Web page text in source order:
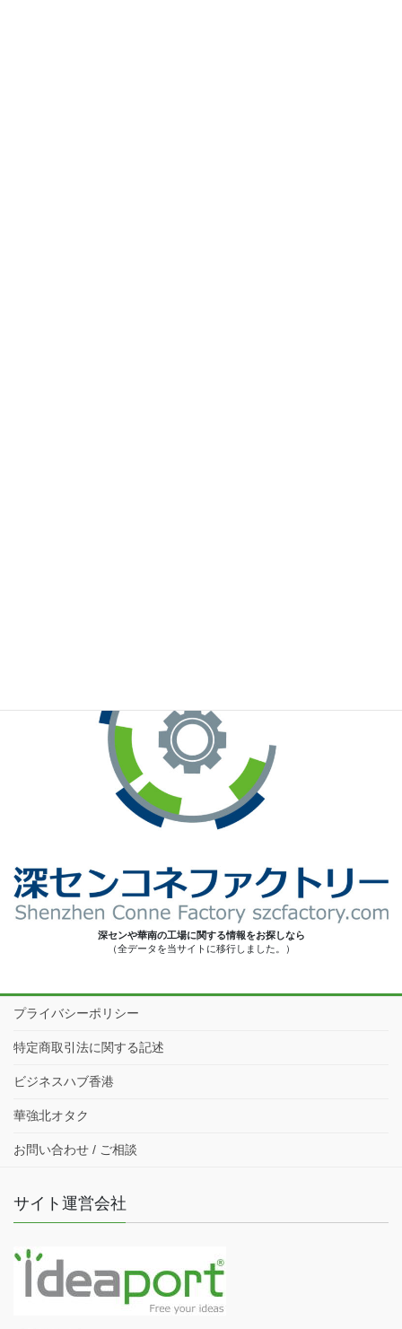
深センや華南の工場に関する情報をお探しなら
（全データを当サイトに移行しました。）
プライバシーポリシー
特定商取引法に関する記述
ビジネスハブ香港
華強北オタク
お問い合わせ / ご相談
サイト運営会社